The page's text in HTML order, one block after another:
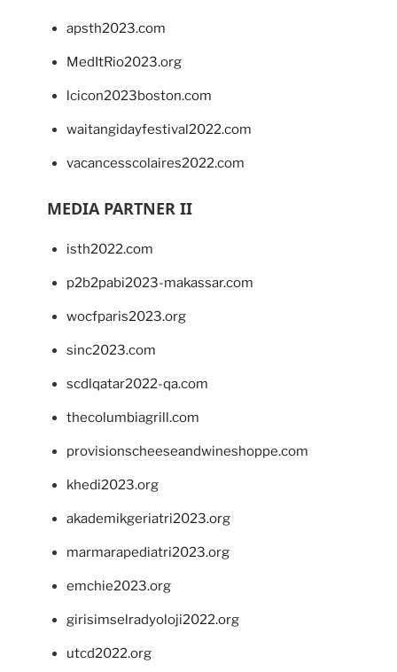
apsth2023.com
MedItRio2023.org
lcicon2023boston.com
waitangidayfestival2022.com
vacancesscolaires2022.com
MEDIA PARTNER II
isth2022.com
p2b2pabi2023-makassar.com
wocfparis2023.org
sinc2023.com
scdlqatar2022-qa.com
thecolumbiagrill.com
provisionscheeseandwineshoppe.com
khedi2023.org
akademikgeriatri2023.org
marmarapediatri2023.org
emchie2023.org
girisimselradyoloji2022.org
utcd2022.org